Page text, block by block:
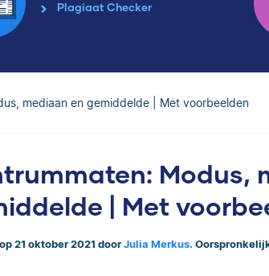
Plagiaat Checker
mediaan en gemiddelde | Met voorbeelden
Modus,
| Met
21 oktober 2021 door Julia Merkus.